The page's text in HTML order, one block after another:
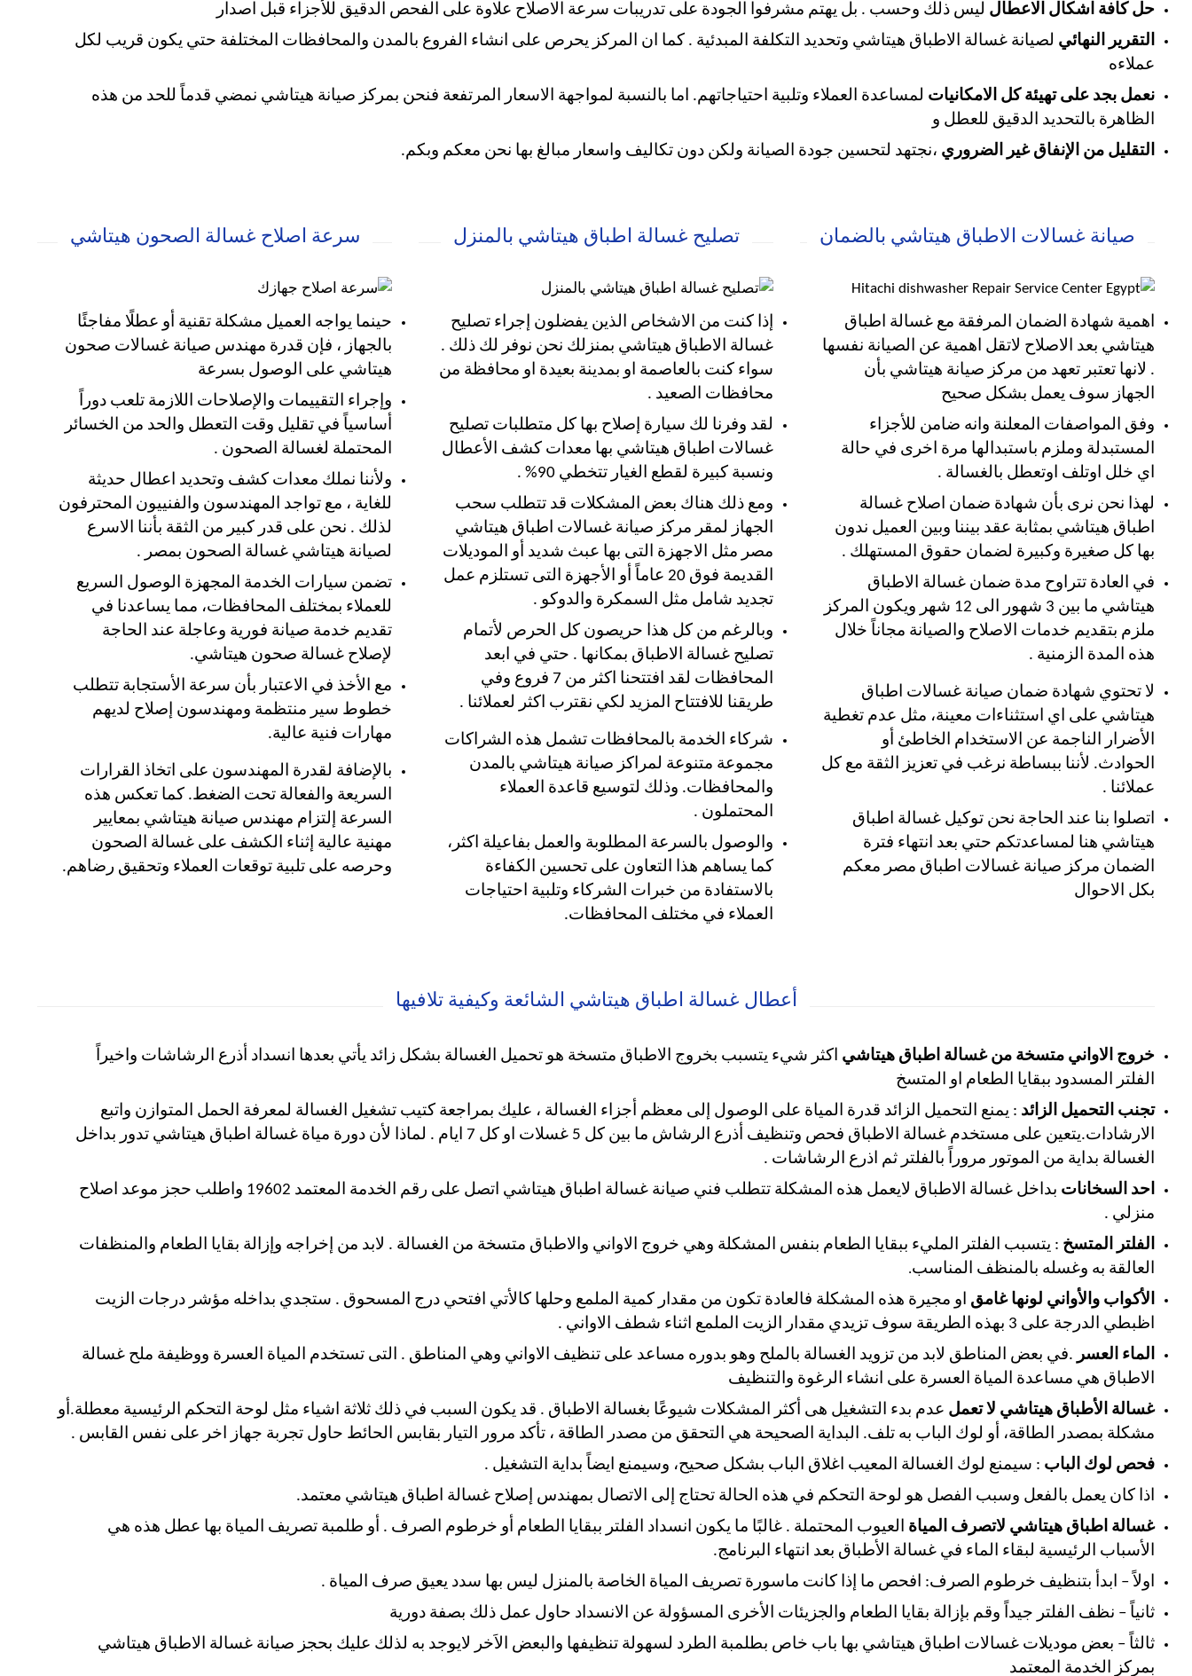
حل كافة اشكال الاعطال ليس ذلك وحسب . بل يهتم مشرفوا الجودة على تدريبات سرعة الاصلاح علاوة على الفحص الدقيق للأجزاء قبل اصدار
التقرير النهائي لصيانة غسالة الاطباق هيتاشي وتحديد التكلفة المبدئية . كما ان المركز يحرص على انشاء الفروع بالمدن والمحافظات المختلفة حتي يكون قريب لكل
عملاءه
نعمل بجد على تهيئة كل الامكانيات لمساعدة العملاء وتلبية احتياجاتهم. اما بالنسبة لمواجهة الاسعار المرتفعة فنحن بمركز صيانة هيتاشي نمضي قدماً للحد من هذه
الظاهرة بالتحديد الدقيق للعطل و
التقليل من الإنفاق غير الضروري ،نجتهد لتحسين جودة الصيانة ولكن دون تكاليف واسعار مبالغ بها نحن معكم وبكم.
سرعة اصلاح غسالة الصحون هيتاشي
حينما يواجه العميل مشكلة تقنية أو عطلًا مفاجئًا
بالجهاز ، فإن قدرة مهندس صيانة غسالات صحون
هيتاشي على الوصول بسرعة
وإجراء التقييمات والإصلاحات اللازمة تلعب دوراً
أساسياً في تقليل وقت التعطل والحد من الخسائر
المحتملة لغسالة الصحون .
ولأننا نملك معدات كشف وتحديد اعطال حديثة
للغاية ، مع تواجد المهندسون والفنييون المحترفون
لذلك . نحن على قدر كبير من الثقة بأننا الاسرع
لصيانة هيتاشي غسالة الصحون بمصر .
تضمن سيارات الخدمة المجهزة الوصول السريع
للعملاء بمختلف المحافظات، مما يساعدنا في
تقديم خدمة صيانة فورية وعاجلة عند الحاجة
لإصلاح غسالة صحون هيتاشي.
مع الأخذ في الاعتبار بأن سرعة الأستجابة تتطلب
خطوط سير منتظمة ومهندسون إصلاح لديهم
مهارات فنية عالية.
بالإضافة لقدرة المهندسون على اتخاذ القرارات
السريعة والفعالة تحت الضغط. كما تعكس هذه
السرعة إلتزام مهندس صيانة هيتاشي بمعايير
مهنية عالية إثناء الكشف على غسالة الصحون
وحرصه على تلبية توقعات العملاء وتحقيق رضاهم.
تصليح غسالة اطباق هيتاشي بالمنزل
إذا كنت من الاشخاص الذين يفضلون إجراء تصليح
غسالة الاطباق هيتاشي بمنزلك نحن نوفر لك ذلك .
سواء كنت بالعاصمة او بمدينة بعيدة او محافظة من
محافظات الصعيد .
لقد وفرنا لك سيارة إصلاح بها كل متطلبات تصليح
غسالات اطباق هيتاشي بها معدات كشف الأعطال
ونسبة كبيرة لقطع الغيار تتخطي 90% .
ومع ذلك هناك بعض المشكلات قد تتطلب سحب
الجهاز لمقر مركز صيانة غسالات اطباق هيتاشي
مصر مثل الاجهزة التى بها عبث شديد أو الموديلات
القديمة فوق 20 عاماً أو الأجهزة التى تستلزم عمل
تجديد شامل مثل السمكرة والدوكو .
وبالرغم من كل هذا حريصون كل الحرص لأتمام
تصليح غسالة الاطباق بمكانها . حتي في ابعد
المحافظات لقد افتتحنا اكثر من 7 فروع وفي
طريقنا للافتتاح المزيد لكي نقترب اكثر لعملائنا .
شركاء الخدمة بالمحافظات تشمل هذه الشراكات
مجموعة متنوعة لمراكز صيانة هيتاشي بالمدن
والمحافظات. وذلك لتوسيع قاعدة العملاء
المحتملون .
والوصول بالسرعة المطلوبة والعمل بفاعيلة اكثر،
كما يساهم هذا التعاون على تحسين الكفاءة
بالاستفادة من خبرات الشركاء وتلبية احتياجات
العملاء في مختلف المحافظات.
صيانة غسالات الاطباق هيتاشي بالضمان
اهمية شهادة الضمان المرفقة مع غسالة اطباق
هيتاشي بعد الاصلاح لاتقل اهمية عن الصيانة نفسها
. لانها تعتبر تعهد من مركز صيانة هيتاشي بأن
الجهاز سوف يعمل بشكل صحيح
وفق المواصفات المعلنة وانه ضامن للأجزاء
المستبدلة وملزم باستبدالها مرة اخرى في حالة
اي خلل اوتلف اوتعطل بالغسالة .
لهذا نحن نرى بأن شهادة ضمان اصلاح غسالة
اطباق هيتاشي بمثابة عقد بيننا وبين العميل ندون
بها كل صغيرة وكبيرة لضمان حقوق المستهلك .
في العادة تتراوح مدة ضمان غسالة الاطباق
هيتاشي ما بين 3 شهور الى 12 شهر ويكون المركز
ملزم بتقديم خدمات الاصلاح والصيانة مجاناً خلال
هذه المدة الزمنية .
لا تحتوي شهادة ضمان صيانة غسالات اطباق
هيتاشي على اي استثناءات معينة، مثل عدم تغطية
الأضرار الناجمة عن الاستخدام الخاطئ أو
الحوادث. لأننا ببساطة نرغب في تعزيز الثقة مع كل
عملائنا .
اتصلوا بنا عند الحاجة نحن توكيل غسالة اطباق
هيتاشي هنا لمساعدتكم حتي بعد انتهاء فترة
الضمان مركز صيانة غسالات اطباق مصر معكم
بكل الاحوال
أعطال غسالة اطباق هيتاشي الشائعة وكيفية تلافيها
خروج الاواني متسخة من غسالة اطباق هيتاشي
اكثر شيء يتسبب بخروج الاطباق متسخة هو تحميل الغسالة بشكل زائد يأتي بعدها انسداد أذرع الرشاشات واخيراً
الفلتر المسدود ببقايا الطعام او المتسخ
تجنب التحميل الزائد : يمنع التحميل الزائد قدرة المياة على الوصول إلى معظم أجزاء الغسالة ، عليك بمراجعة كتيب تشغيل الغسالة لمعرفة الحمل المتوازن واتبع
الارشادات.
يتعين على مستخدم غسالة الاطباق فحص وتنظيف أذرع الرشاش ما بين كل 5 غسلات او كل 7 ايام . لماذا لأن دورة مياة غسالة اطباق هيتاشي تدور بداخل
الغسالة بداية من الموتور مروراً بالفلتر ثم اذرع الرشاشات .
احد السخانات
بداخل غسالة الاطباق لايعمل هذه المشكلة تتطلب فني صيانة غسالة اطباق هيتاشي اتصل على رقم الخدمة المعتمد 19602 واطلب حجز موعد اصلاح
منزلي .
الفلتر المتسخ : يتسبب الفلتر المليء ببقايا الطعام بنفس المشكلة وهي خروج الاواني والاطباق متسخة من الغسالة . لابد من إخراجه وإزالة بقايا الطعام والمنظفات
العالقة به وغسله بالمنظف المناسب.
الأكواب والأواني لونها غامق او مجيرة هذه المشكلة فالعادة تكون من مقدار كمية الملمع وحلها كالأتي افتحي درج المسحوق . ستجدي بداخله مؤشر درجات الزيت
اظبطي الدرجة على 3 بهذه الطريقة سوف تزيدي مقدار الزيت الملمع اثناء شطف الاواني .
الماء العسر .في بعض المناطق لابد من تزويد الغسالة بالملح وهو بدوره مساعد على تنظيف الاواني وهي المناطق . التى تستخدم المياة العسرة ووظيفة ملح غسالة
الاطباق هي مساعدة المياة العسرة على انشاء الرغوة والتنظيف
غسالة الأطباق هيتاشي لا تعمل عدم بدء التشغيل هى أكثر المشكلات شيوعًا بغسالة الاطباق . قد يكون السبب في ذلك ثلاثة اشياء مثل لوحة التحكم الرئيسية معطلة.أو
مشكلة بمصدر الطاقة، أو لوك الباب به تلف. البداية الصحيحة هي التحقق من مصدر الطاقة ، تأكد مرور التيار بقابس الحائط حاول تجربة جهاز اخر على نفس القابس .
فحص لوك الباب : سيمنع لوك الغسالة المعيب اغلاق الباب بشكل صحيح، وسيمنع ايضاً بداية التشغيل .
اذا كان يعمل بالفعل وسبب الفصل هو لوحة التحكم في هذه الحالة تحتاج إلى الاتصال بمهندس إصلاح غسالة اطباق هيتاشي معتمد.
غسالة اطباق هيتاشي لاتصرف المياة
العيوب المحتملة . غالبًا ما يكون انسداد الفلتر ببقايا الطعام أو خرطوم الصرف . أو طلمبة تصريف المياة بها عطل هذه هي
الأسباب الرئيسية لبقاء الماء في غسالة الأطباق بعد انتهاء البرنامج.
اولاً – ابدأ بتنظيف خرطوم الصرف: افحص ما إذا كانت ماسورة تصريف المياة الخاصة بالمنزل ليس بها سدد يعيق صرف المياة .
ثانياً – نظف الفلتر جيداً وقم بإزالة بقايا الطعام والجزيئات الأخرى المسؤولة عن الانسداد حاول عمل ذلك بصفة دورية
ثالثاً – بعض موديلات غسالات اطباق هيتاشي بها باب خاص بطلمبة الطرد لسهولة تنظيفها والبعض الاَخر لايوجد به لذلك عليك بحجز صيانة غسالة الاطباق هيتاشي
بمركز الخدمة المعتمد